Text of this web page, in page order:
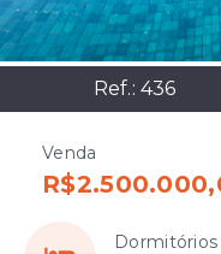
Ref.: 436
Venda
Dormitórios